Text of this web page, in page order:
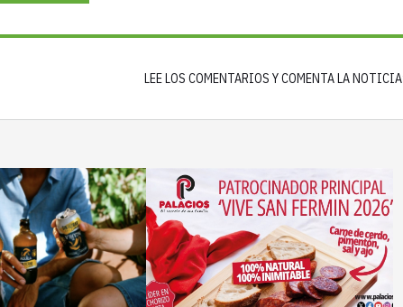
LEE LOS COMENTARIOS Y COMENTA LA NOTICIA